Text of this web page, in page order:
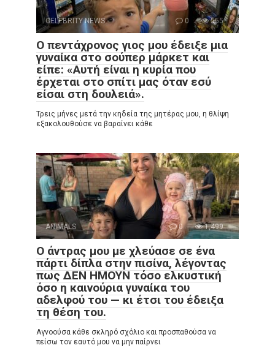
CELEBRITY NEWS 0 555
Ο πεντάχρονος γιος μου έδειξε μια
γυναίκα στο σούπερ μάρκετ και
είπε: «Αυτή είναι η κυρία που
έρχεται στο σπίτι μας όταν εσύ
είσαι στη δουλειά».
Τρεις μήνες μετά την κηδεία της μητέρας μου, η θλίψη
εξακολουθούσε να βαραίνει κάθε
ANIMALS 0 1,499
Ο άντρας μου με χλεύασε σε ένα
πάρτι δίπλα στην πισίνα, λέγοντας
πως ΔΕΝ ΗΜΟΥΝ τόσο ελκυστική
όσο η καινούρια γυναίκα του
αδελφού του — κι έτσι του έδειξα
τη θέση του.
Αγνοούσα κάθε σκληρό σχόλιο και προσπαθούσα να
πείσω τον εαυτό μου να μην παίρνει